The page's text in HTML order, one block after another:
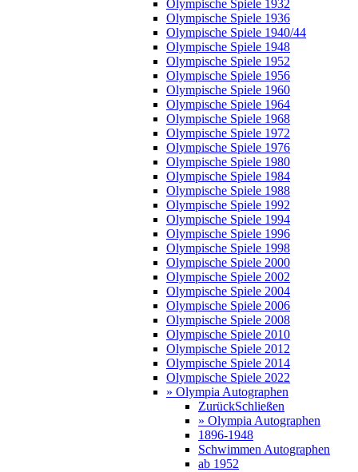
Olympische Spiele 1932
Olympische Spiele 1936
Olympische Spiele 1940/44
Olympische Spiele 1948
Olympische Spiele 1952
Olympische Spiele 1956
Olympische Spiele 1960
Olympische Spiele 1964
Olympische Spiele 1968
Olympische Spiele 1972
Olympische Spiele 1976
Olympische Spiele 1980
Olympische Spiele 1984
Olympische Spiele 1988
Olympische Spiele 1992
Olympische Spiele 1994
Olympische Spiele 1996
Olympische Spiele 1998
Olympische Spiele 2000
Olympische Spiele 2002
Olympische Spiele 2004
Olympische Spiele 2006
Olympische Spiele 2008
Olympische Spiele 2010
Olympische Spiele 2012
Olympische Spiele 2014
Olympische Spiele 2022
» Olympia Autographen
ZurückSchließen
» Olympia Autographen
1896-1948
Schwimmen Autographen
ab 1952